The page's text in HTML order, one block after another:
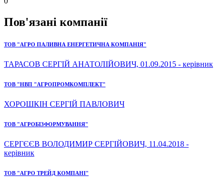
Пов'язані компанії
ТОВ "АГРО ПАЛИВНА ЕНЕРГЕТИЧНА КОМПАНІЯ"
ТАРАСОВ СЕРГІЙ АНАТОЛІЙОВИЧ, 01.09.2015 - керівник
ТОВ "НВП "АГРОПРОМКОМПЛЕКТ"
ХОРОШКІН СЕРГІЙ ПАВЛОВИЧ
ТОВ "АГРОБІЗФОРМУВАННЯ"
СЕРГЄЄВ ВОЛОДИМИР СЕРГІЙОВИЧ, 11.04.2018 -
керівник
ТОВ "АГРО ТРЕЙД КОМПАНІ"